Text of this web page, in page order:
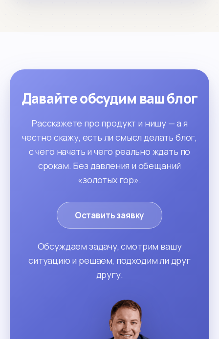
Давайте обсудим ваш блог
Расскажете про продукт и нишу — а я
честно скажу, есть ли смысл делать блог,
с чего начать и чего реально ждать по
срокам. Без давления и обещаний
«золотых гор».
Оставить заявку
Обсуждаем задачу, смотрим вашу
ситуацию и решаем, подходим ли друг
другу.